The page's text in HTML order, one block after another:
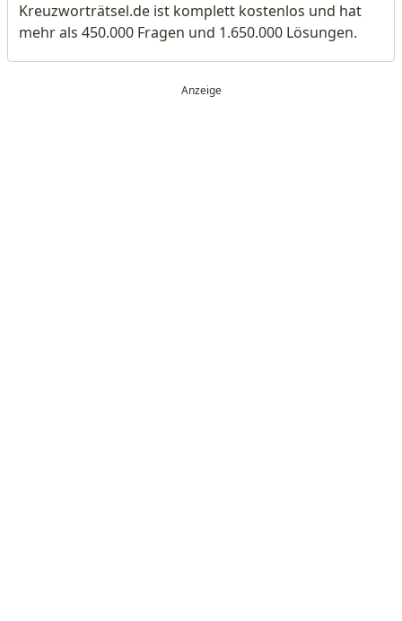
Kreuzworträtsel.de ist komplett kostenlos und hat
mehr als 450.000 Fragen und 1.650.000 Lösungen.